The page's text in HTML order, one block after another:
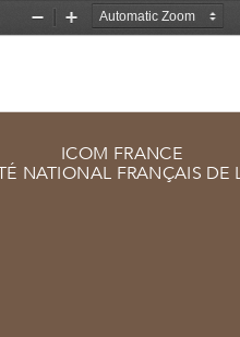
Zoom
Zoom
ICOM FRANCE
NATIONAL FRANÇAIS DE